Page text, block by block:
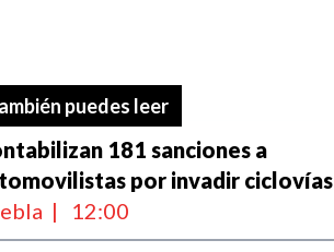
puedes leer
181 sanciones a
por invadir ciclovías
| 12:00